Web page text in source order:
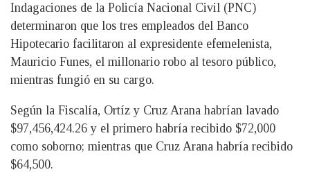
Indagaciones de la Policía Nacional Civil (PNC)
determinaron que los tres empleados del Banco
Hipotecario facilitaron al expresidente efemelenista,
Mauricio Funes, el millonario robo al tesoro público,
mientras fungió en su cargo.
Según la Fiscalía, Ortíz y Cruz Arana habrían lavado
$97,456,424.26 y el primero habría recibido $72,000
como soborno; mientras que Cruz Arana habría recibido
$64,500.